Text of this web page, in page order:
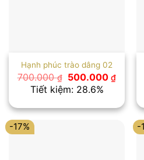
Hạnh phúc trào dâng 02
700.000₫
Giá
gốc
là:
500.000₫Giá
là:
Tiết kiệm: 28.6%
-17% -